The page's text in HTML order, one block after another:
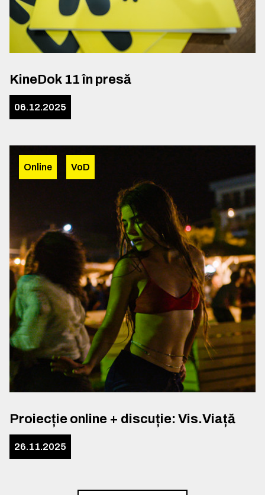
KineDok 11 în presă
06.12.2025
Online VoD
Proiecție online + discuție: Vis.Viață
26.11.2025